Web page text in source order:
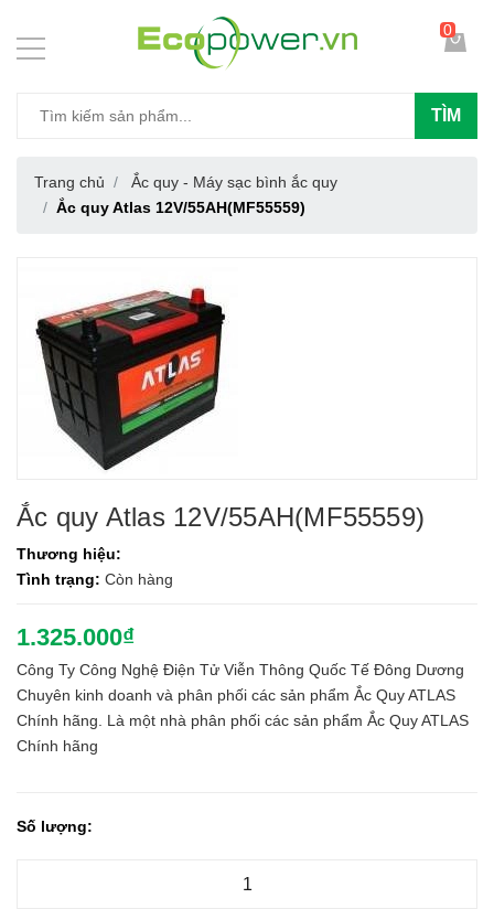
TÌM
0
Trang chủ
Ắc quy - Máy sạc bình ắc quy
Ắc quy Atlas 12V/55AH(MF55559)
Ắc quy Atlas 12V/55AH(MF55559)
Thương hiệu:
Tình trạng: Còn hàng
1.325.000₫
Công Ty Công Nghệ Điện Tử Viễn Thông Quốc Tế Đông Dương
Chuyên kinh doanh và phân phối các sản phẩm Ắc Quy ATLAS
Chính hãng. Là một nhà phân phối các sản phẩm Ắc Quy ATLAS
Chính hãng
Số lượng: